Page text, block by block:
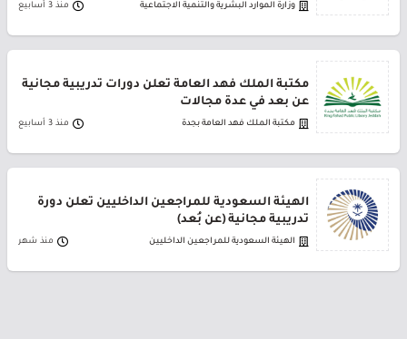
وزارة الموارد البشرية والتنمية الاجتماعية منذ 3 أسابيع
مكتبة الملك فهد العامة تعلن دورات تدريبية مجانية
عن بعد في عدة مجالات
مكتبة الملك فهد العامة بجدة منذ 3 أسابيع
الهيئة السعودية للمراجعين الداخليين تعلن دورة
تدريبية مجانية (عن بُعد)
الهيئة السعودية للمراجعين الداخليين منذ شهر